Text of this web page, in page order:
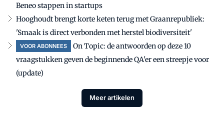
Beneo stappen in startups
Hooghoudt brengt korte keten terug met Graanrepubliek:
'Smaak is direct verbonden met herstel biodiversiteit'
VOOR ABONNEES
On Topic: de antwoorden op deze 10
vraagstukken geven de beginnende QA'er een streepje voor
(update)
Meer artikelen